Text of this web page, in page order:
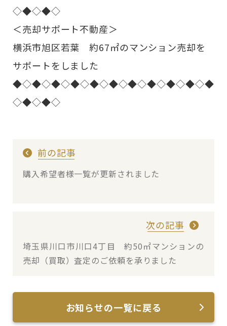
◇◆◇◆◇
＜売却サポート不動産＞
横浜市旭区若葉 約67㎡のマンション売却を
サポートをしました
◆◇◆◇◆◇◆◇◆◇◆◇◆◇◆◇◆◇◆◇◆
◇◆◇◆◇
前の記事
購入希望者様一覧が更新されました
次の記事
埼玉県川口市川口4丁目 約50㎡マンションの
売却（買取）査定のご依頼を承りました
お知らせの一覧に戻る